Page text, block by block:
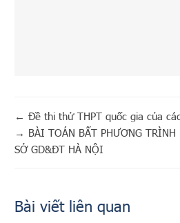
← Đề thi thử THPT quốc gia của
→ BÀI TOÁN BẤT PHƯƠNG
SỞ GD&ĐT HÀ NỘI
Bài viết liên quan